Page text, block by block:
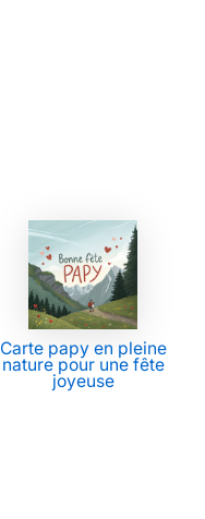
Carte papy en pleine
nature pour une fête
joyeuse